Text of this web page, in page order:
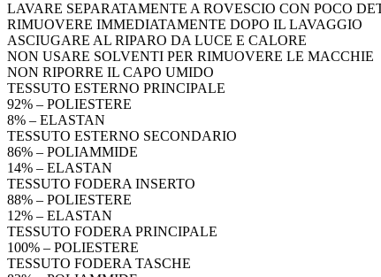
LAVARE SEPARATAMENTE A ROVESCIO CON POCO
RIMUOVERE IMMEDIATAMENTE DOPO IL LAVAGGIO
ASCIUGARE AL RIPARO DA LUCE E CALORE
NON USARE SOLVENTI PER RIMUOVERE LE MACCHIE
NON RIPORRE IL CAPO UMIDO
TESSUTO ESTERNO PRINCIPALE
92% – POLIESTERE
8% – ELASTAN
TESSUTO ESTERNO SECONDARIO
86% – POLIAMMIDE
14% – ELASTAN
TESSUTO FODERA INSERTO
88% – POLIESTERE
12% – ELASTAN
TESSUTO FODERA PRINCIPALE
100% – POLIESTERE
TESSUTO FODERA TASCHE